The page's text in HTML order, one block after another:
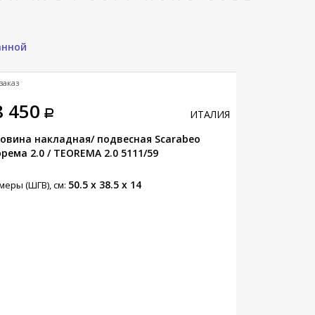
450
ИТАЛИЯ
накладная/ подвесная Scarabeo
2.0 / TEOREMA 2.0 5111/59
(ШГВ), см: 50.5 x 38.5 x 14